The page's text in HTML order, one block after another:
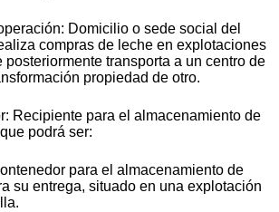
Domicilio o sede social del
compras de leche en explotaciones
posteriormente transporta a un centro de
propiedad de otro.
Recipiente para el almacenamiento de
podrá ser:
para el almacenamiento de
su entrega, situado en una explotación